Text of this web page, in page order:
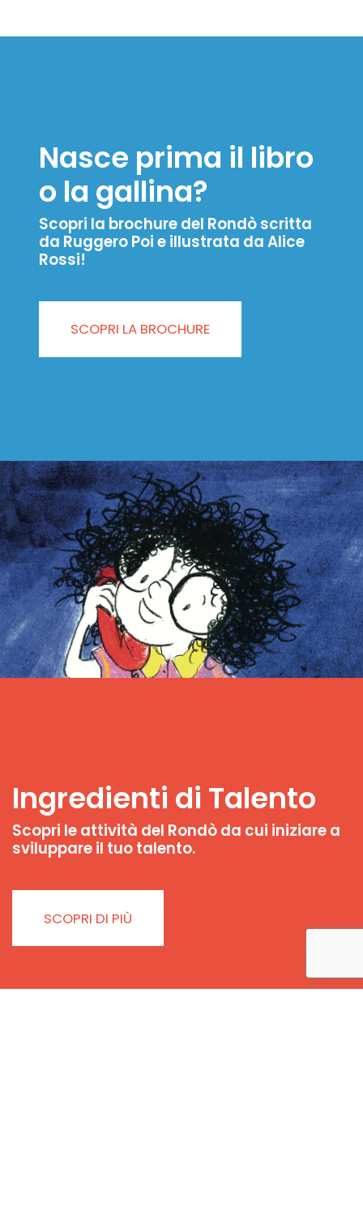
Nasce prima il libro
o la gallina?
Scopri la brochure del Rondò scritta
da Ruggero Poi e illustrata da Alice
Rossi!
SCOPRI LA BROCHURE
Ingredienti di Talento
Scopri le attività del Rondò da cui iniziare a
sviluppare il tuo talento.
SCOPRI DI PIÙ